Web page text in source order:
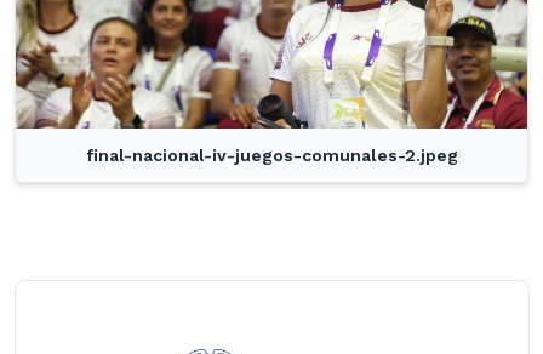
final-nacional-iv-juegos-comunales-2.jpeg